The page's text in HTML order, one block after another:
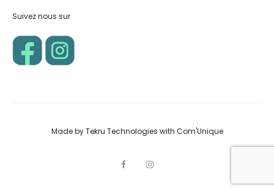
Suivez nous sur
Made byTekru Technologies with Com'Unique
F
I